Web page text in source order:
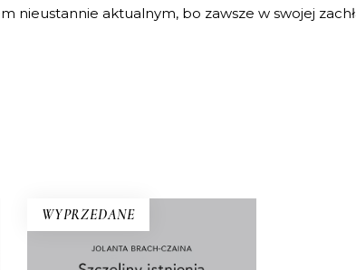
nieustannie aktualnym, bo zawsze w swojej
WYPRZEDANE
SZCZELINY ISTNIENIA